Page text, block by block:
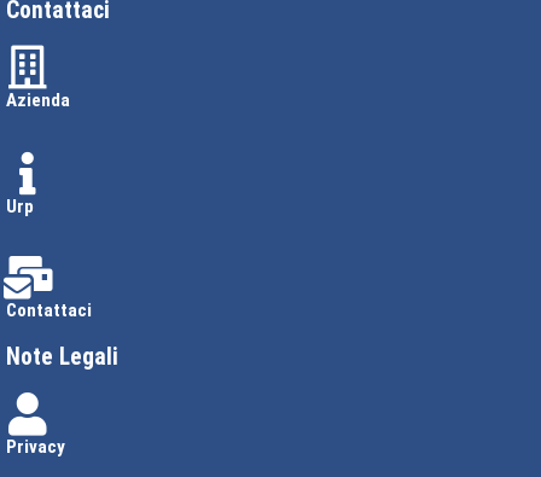
Contattaci
Azienda
Urp
Contattaci
Note Legali
Privacy